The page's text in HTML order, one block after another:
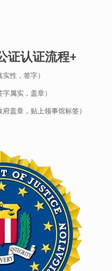
证认证流程+
性，签字）
属实，盖章）
盖章，贴上领事馆标签）